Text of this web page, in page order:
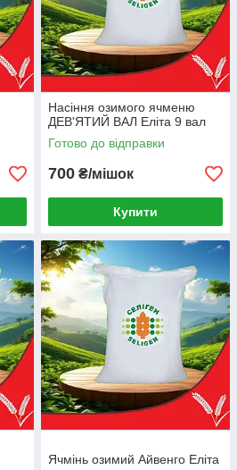
Насіння озимого ячменю
ДЕВ'ЯТИЙ ВАЛ Еліта 9 вал
Готово до відправки
700 ₴/мішок
Купити
Ячмінь озимий Айвенго Еліта